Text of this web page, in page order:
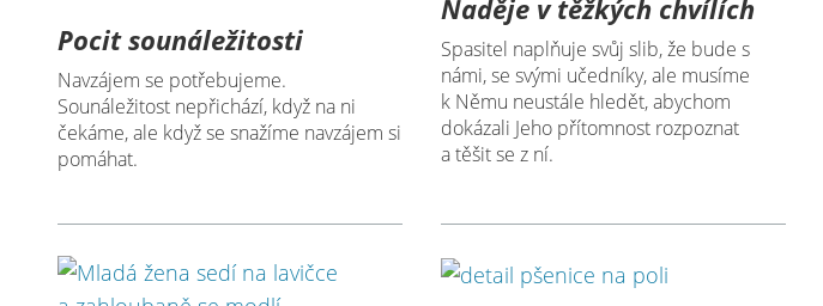
Pocit sounáležitosti
Navzájem se potřebujeme.
Sounáležitost nepřichází, když na ni
čekáme, ale když se snažíme navzájem si
pomáhat.
Naděje v těžkých chvílích
Spasitel naplňuje svůj slib, že bude s
námi, se svými učedníky, ale musíme
k Němu neustále hledět, abychom
dokázali Jeho přítomnost rozpoznat
a těšit se z ní.